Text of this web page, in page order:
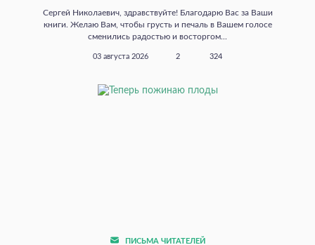
Сергей Николаевич, здравствуйте! Благодарю Вас за Ваши
книги. Желаю Вам, чтобы грусть и печаль в Вашем голосе
сменились радостью и восторгом...
03 августа 2026 2 324
ПИСЬМА ЧИТАТЕЛЕЙ